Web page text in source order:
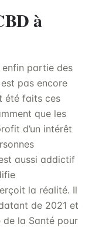
à
enfin partie des
pas encore
été faits ces
que les
d’un intérêt
aussi addictif
la réalité. Il
de 2021 et
de la Santé pour